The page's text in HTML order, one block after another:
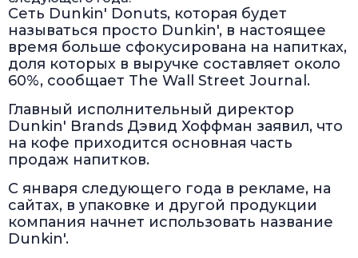
Сеть Dunkin' Donuts, которая будет
называться просто Dunkin', в настоящее
время больше сфокусирована на напитках,
доля которых в выручке составляет около
60%, сообщает The Wall Street Journal.
Главный исполнительный директор
Dunkin' Brands Дэвид Хоффман заявил, что
на кофе приходится основная часть
продаж напитков.
С января следующего года в рекламе, на
сайтах, в упаковке и другой продукции
компания начнет использовать название
Dunkin'.